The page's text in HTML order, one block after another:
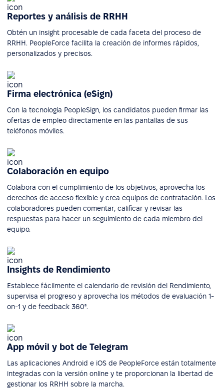
Reportes y análisis de RRHH
Obtén un insight procesable de cada faceta del proceso de
RRHH. PeopleForce facilita la creación de informes rápidos,
personalizados y precisos.
Firma electrónica (eSign)
Con la tecnología PeopleSign, los candidatos pueden firmar las
ofertas de empleo directamente en las pantallas de sus
teléfonos móviles.
Colaboración en equipo
Colabora con el cumplimiento de los objetivos, aprovecha los
derechos de acceso flexible y crea equipos de contratación. Los
colaboradores pueden comentar, calificar y revisar las
respuestas para hacer un seguimiento de cada miembro del
equipo.
Insights de Rendimiento
Establece fácilmente el calendario de revisión del Rendimiento,
supervisa el progreso y aprovecha los métodos de evaluación 1-
on-1 y de feedback 360º.
App móvil y bot de Telegram
Las aplicaciones Android e iOS de PeopleForce están totalmente
integradas con la versión online y te proporcionan la libertad de
gestionar los RRHH sobre la marcha.